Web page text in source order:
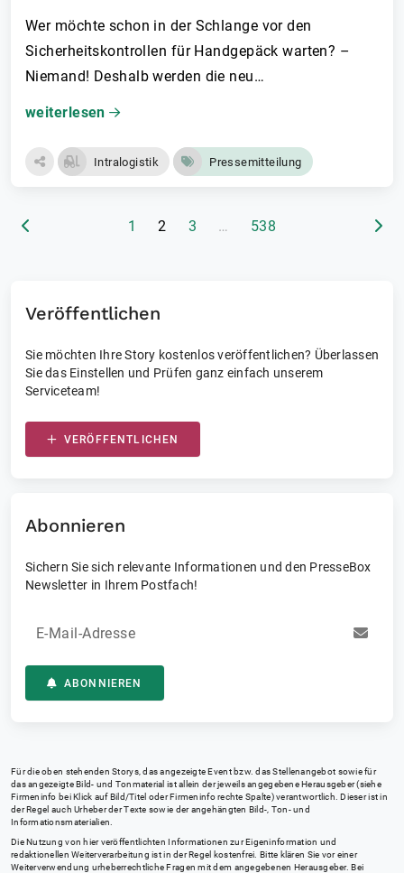
Wer möchte schon in der Schlange vor den
Sicherheitskontrolle­n für Handgepäck warten? –
Niemand! Deshalb werden die neu…
weiterlesen
Intralogistik Pressemitteilung
1 2 (aktuelle Seite)
3 … 538
Veröffentlichen
Sie möchten Ihre Story kostenlos veröffentlichen? Überlassen
Sie das Einstellen und Prüfen ganz einfach unserem
Serviceteam!
VERÖFFENTLICHEN
Abonnieren
Sichern Sie sich relevante Informationen und den PresseBox
Newsletter in Ihrem Postfach!
E-Mail-Adresse
ABONNIEREN
Für die oben stehenden Storys, das angezeigte Event bzw. das Stellenangebot sowie für
das angezeigte Bild- und Tonmaterial ist allein der jeweils angegebene Herausgeber (siehe
Firmeninfo bei Klick auf Bild/Titel oder Firmeninfo rechte Spalte) verantwortlich. Dieser ist in
der Regel auch Urheber der Texte sowie der angehängten Bild-, Ton- und
Informationsmaterialien.
Die Nutzung von hier veröffentlichten Informationen zur Eigeninformation und
redaktionellen Weiterverarbeitung ist in der Regel kostenfrei. Bitte klären Sie vor einer
Weiterverwendung urheberrechtliche Fragen mit dem angegebenen Herausgeber. Bei